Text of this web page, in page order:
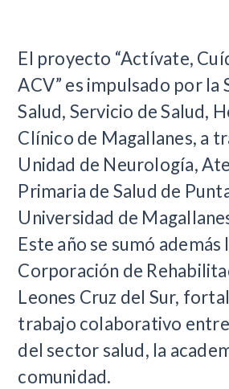
El proyecto “Actívate,
ACV” es impulsado por la
Salud, Servicio de Salud,
Clínico de Magallanes, a
Unidad de Neurología,
Primaria de Salud de
Universidad de
Este año se sumó además
Corporación de
Leones Cruz del Sur,
trabajo colaborativo
del sector salud, la
comunidad.